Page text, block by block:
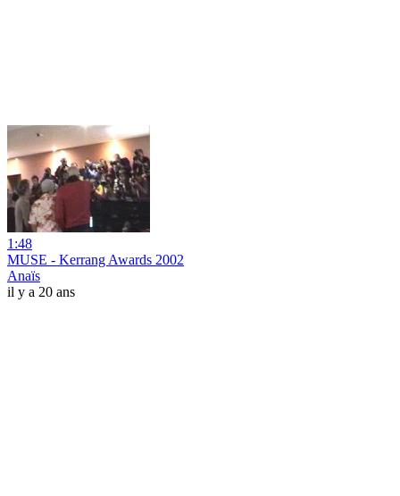
1:48
MUSE - Kerrang Awards 2002
Anaïs
il y a 20 ans